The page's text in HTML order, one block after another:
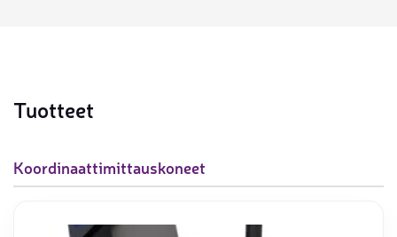
Tuotteet
Koordinaattimittauskoneet